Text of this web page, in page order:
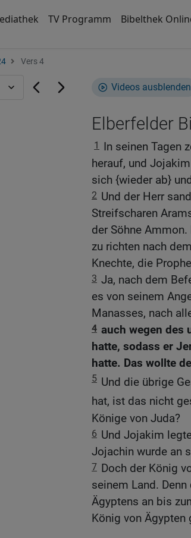
TV Programm Bibelthek
Vers 4
Videos ausblenden
Elberfelder
1 In seinen Tagen
herauf, und
sich {wieder ab}
2 Und der Herr
Streifscharen
der Söhne
zu richten nach
Knechte, die
3 Ja, nach dem
es von seinem
Manasses, nach
4 auch wegen des
hatte, sodass er
hatte. Das wollte
5 Und die übrige
hat, ist das nicht
Könige von Juda?
6 Und Jojakim
Jojachin wurde an
7 Doch der König
seinem Land.
Ägyptens an bis
König von Ägypten